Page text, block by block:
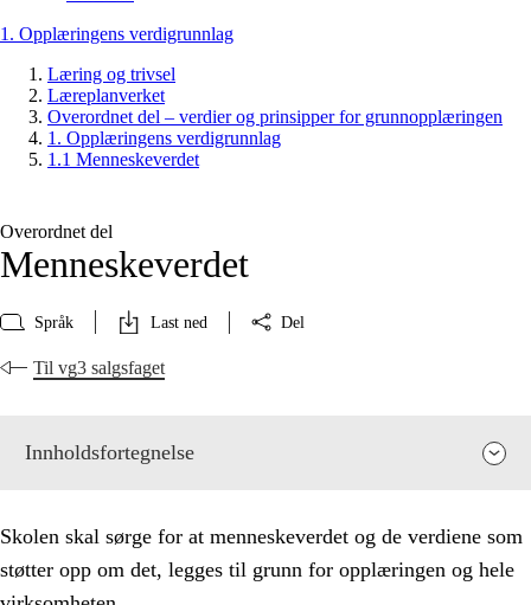
1. Opplæringens verdigrunnlag
Læring og trivsel
Læreplanverket
Overordnet del – verdier og prinsipper for grunnopplæringen
1. Opplæringens verdigrunnlag
1.1 Menneskeverdet
Overordnet del
Menneskeverdet
Språk Last ned Del
Til vg3 salgsfaget
Innholdsfortegnelse
Skolen skal sørge for at menneskeverdet og de verdiene som
støtter opp om det, legges til grunn for opplæringen og hele